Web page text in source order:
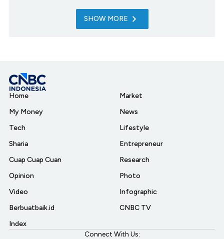
SHOW MORE
Home
My Money
Tech
Sharia
Cuap Cuap Cuan
Opinion
Video
Berbuatbaik.id
Index
Market
News
Lifestyle
Entrepreneur
Research
Photo
Infographic
CNBC TV
Connect With Us: